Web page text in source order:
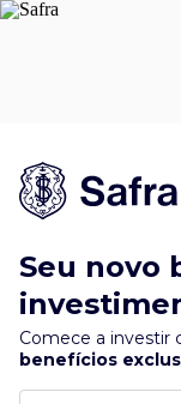
Seu novo
Comece a investir
benefícios